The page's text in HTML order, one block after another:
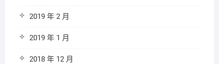
2019 年 2 月
2019 年 1 月
2018 年 12 月